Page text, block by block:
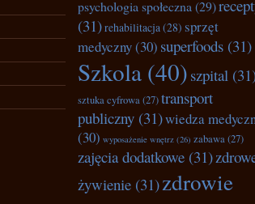
psychologia społeczna (29)
(31)rehabilitacja(28) sprzęt
medyczny(30) superfoods (31)
Szkola (40) szpital
sztuka cyfrowa(27)transport
publiczny (31)wiedza
(30) wyposażenie wnętrz (26) zabawa(27)
zajęcia dodatkowe (31)
żywienie (31)zdrowie